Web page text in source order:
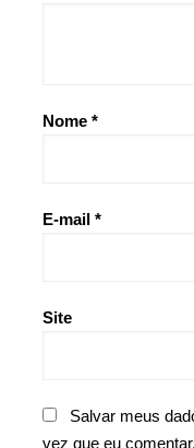
Nome *
E-mail *
Site
Salvar meus
vez que eu comentar.